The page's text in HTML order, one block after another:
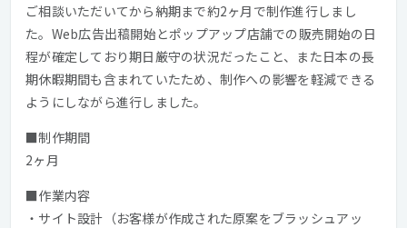
ご相談いただいてから納期まで約2ヶ月で制作進行しまし
た。Web広告出稿開始とポップアップ店舗での販売開始の日
程が確定しており期日厳守の状況だったこと、また日本の長
期休暇期間も含まれていたため、制作への影響を軽減できる
ようにしながら進行しました。
■制作期間
2ヶ月
■作業内容
・サイト設計（お客様が作成された原案をブラッシュアッ